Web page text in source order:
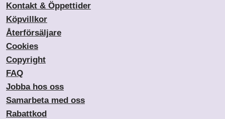
Kontakt & Öppettider
Köpvillkor
Återförsäljare
Cookies
Copyright
FAQ
Jobba hos oss
Samarbeta med oss
Rabattkod